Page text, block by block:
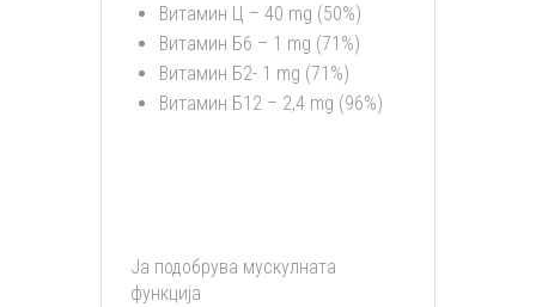
Витамин Ц – 40 mg (50%)
Витамин Б6 – 1 mg (71%)
Витамин Б2- 1 mg (71%)
Витамин Б12 – 2,4 mg (96%)
Ја подобрува мускулната
функција